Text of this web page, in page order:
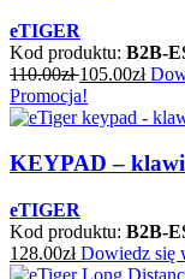
eTIGER
Kod produktu: B2B-
110.00zł 105.00zł
Promocja!
KEYPAD –
eTIGER
Kod produktu: B2B-
128.00zł Dowiedz się